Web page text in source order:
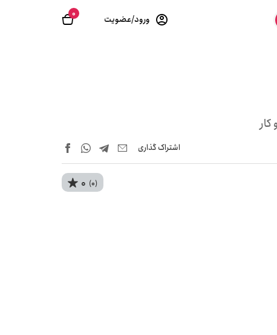
0 ورود/عضویت
اشتراک‌ گذاری
0 (0)